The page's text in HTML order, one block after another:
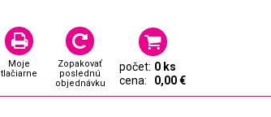
Moje
tlačiarne
Zopakovať
poslednú
objednávku
počet: 0 ks
cena:
0,00 €